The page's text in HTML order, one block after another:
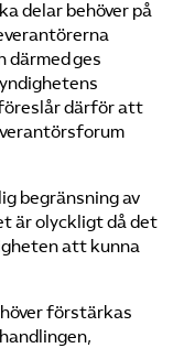
delar behöver på
därmed ges
därför att
begränsning av
är olyckligt då det
att kunna
förstärkas